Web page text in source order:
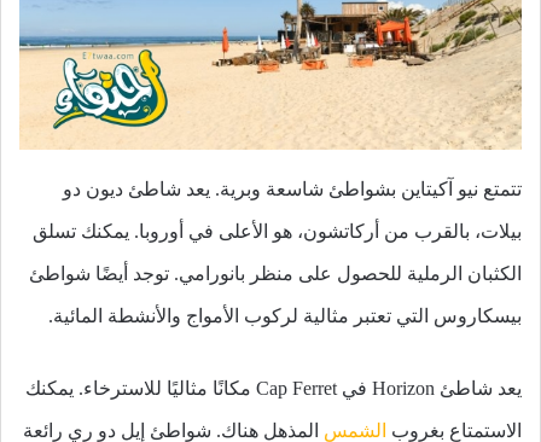
تتمتع نيو آكيتاين بشواطئ شاسعة وبرية. يعد شاطئ ديون دو
بيلات، بالقرب من أركاتشون، هو الأعلى في أوروبا. يمكنك تسلق
الكثبان الرملية للحصول على منظر بانورامي. توجد أيضًا شواطئ
بيسكاروس التي تعتبر مثالية لركوب الأمواج والأنشطة المائية.
يعد شاطئ Horizon في Cap Ferret مكانًا مثاليًا للاسترخاء. يمكنك
الاستمتاع بغروب الشمس المذهل هناك. شواطئ إيل دو ري رائعة